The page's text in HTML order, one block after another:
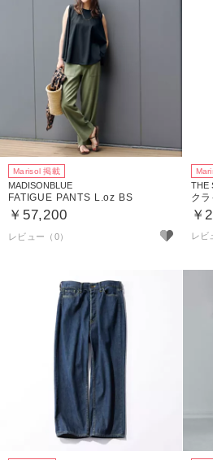
Marisol 掲載
MADISONBLUE
FATIGUE PANTS L.oz BS
￥57,200
THE
ク
￥
レビ